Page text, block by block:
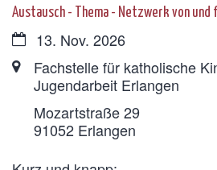
Austausch - Thema - Netzwerk von
Datum:13. Nov. 2026
Ort:Fachstelle für katholische
Jugendarbeit Erlangen
Mozartstraße 29
91052Erlangen